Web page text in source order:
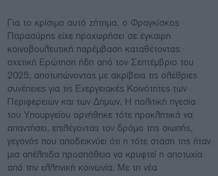
Για το κρίσιμο αυτό ζήτημα, ο Φραγκίσκος
Παρασύρης είχε προχωρήσει σε έγκαιρη
κοινοβουλευτική παρέμβαση καταθέτοντας
σχετική Ερώτηση ήδη από τον Σεπτέμβριο του
2025, αποτυπώνοντας με ακρίβεια τις ολέθριες
συνέπειες για τις Ενεργειακές Κοινότητες των
Περιφερειών και των Δήμων. Η πολιτική ηγεσία
του Υπουργείου αρνήθηκε τότε προκλητικά να
απαντήσει, επιλέγοντας τον δρόμο της σιωπής,
γεγονός που αποδεικνύει ότι η τότε στάση της ήταν
μια απέλπιδα προσπάθεια να κρυφτεί η αποτυχία
από την ελληνική κοινωνία. Με τη νέα